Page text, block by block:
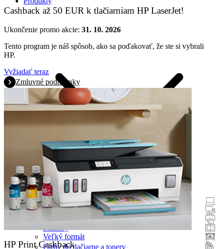
Notebooky a tablety
Stolné počítače
Veľký formát
Farby do tlačiarne a tonery
Promoakcie
Cashback až 50 EUR k tlačiarniam HP LaserJet!
Ukončenie promo akcie: 31. 10. 2026
Tento program je náš spôsob, ako sa poďakovať, že ste si vybrali
HP.
Vyžiadať teraz
Zmluvné podmienky
HP Print Cashback